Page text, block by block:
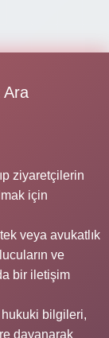
Ara
ziyaretçilerin
için
veya avukatlık
ve
bir iletişim
bilgileri,
dayanarak